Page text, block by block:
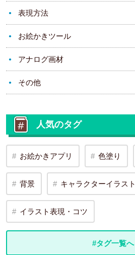
表現方法
お絵かきツール
アナログ画材
その他
人気のタグ
お絵かきアプリ 色塗り
背景 キャラクターイラスト
イラスト表現・コツ
#タグ一覧へ